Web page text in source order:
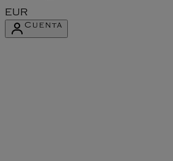
EUR
Cuenta